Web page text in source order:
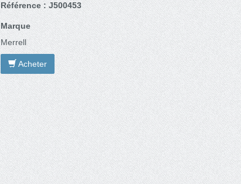
Référence : J500453
Marque
Merrell
Acheter